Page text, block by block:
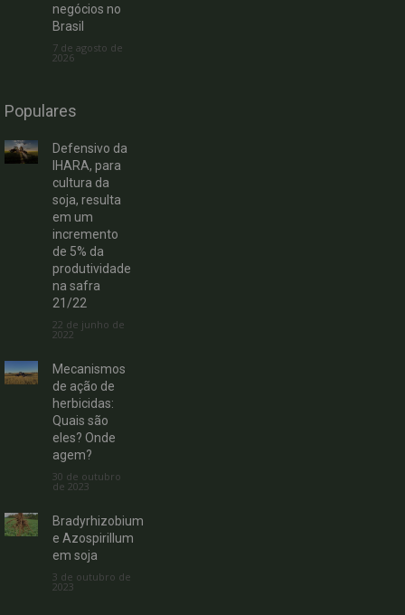
negócios no
Brasil
7 de agosto de
2026
Populares
Defensivo da
IHARA, para
cultura da
soja, resulta
em um
incremento
de 5% da
produtividade
na safra
21/22
22 de junho de
2022
Mecanismos
de ação de
herbicidas:
Quais são
eles? Onde
agem?
30 de outubro
de 2023
Bradyrhizobium
e Azospirillum
em soja
3 de outubro de
2023